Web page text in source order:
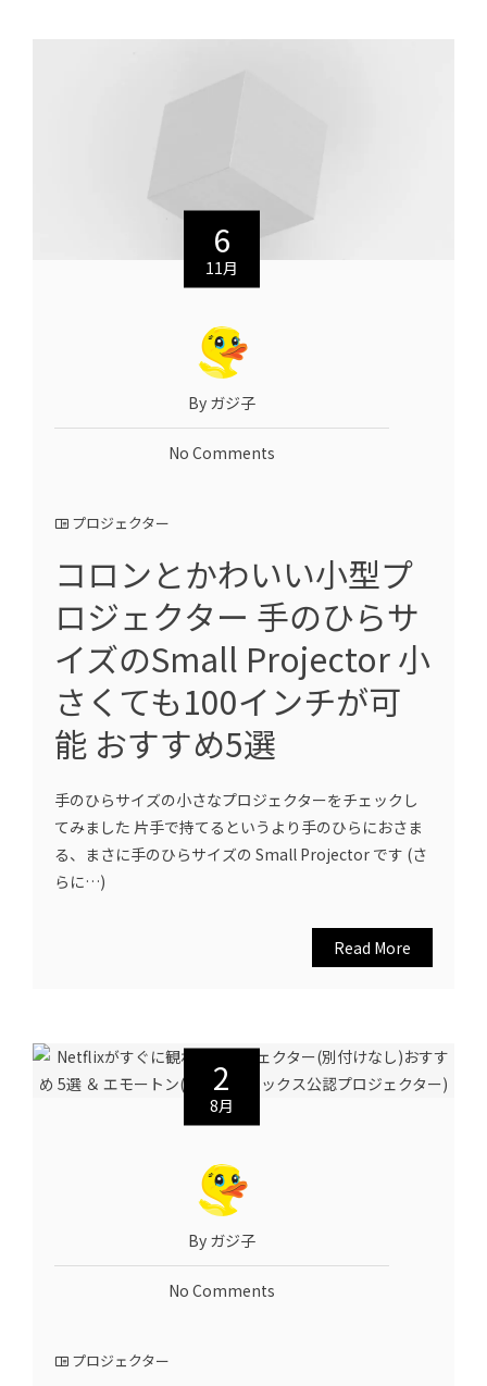
6
11月
By ガジ子
No Comments
プロジェクター
コロンとかわいい小型プ
ロジェクター 手のひらサ
イズのSmall Projector 小
さくても100インチが可
能 おすすめ5選
手のひらサイズの小さなプロジェクターをチェックし
てみました 片手で持てるというより手のひらにおさま
る、まさに手のひらサイズの Small Projector です (さ
らに…)
Read More
2
8月
By ガジ子
No Comments
プロジェクター